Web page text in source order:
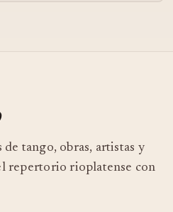
tango, obras, artistas y
repertorio rioplatense con